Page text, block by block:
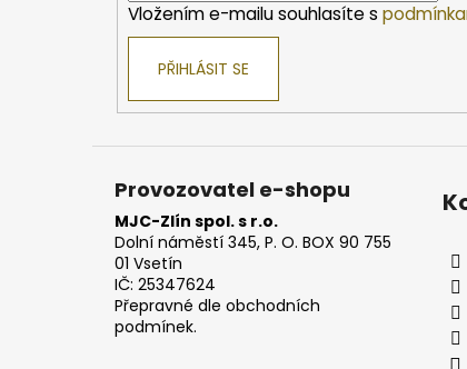
Vložením e-mailu souhlasíte s
PŘIHLÁSIT SE
Provozovatel e-shopu
MJC-Zlín spol. s r.o.
Dolní náměstí 345, P. O. BOX 90 755
01 Vsetín
IČ: 25347624
Přepravné dle obchodních
podmínek.